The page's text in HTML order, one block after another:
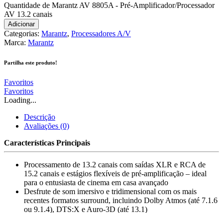
Quantidade de Marantz AV 8805A - Pré-Amplificador/Processador
AV 13.2 canais
Adicionar
Categorias: Marantz, Processadores A/V
Marca: Marantz
Partilha este produto!
Favoritos
Favoritos
Loading...
Descrição
Avaliações (0)
Características Principais
Processamento de 13.2 canais com saídas XLR e RCA de
15.2 canais e estágios flexíveis de pré-amplificação – ideal
para o entusiasta de cinema em casa avançado
Desfrute de som imersivo e tridimensional com os mais
recentes formatos surround, incluindo Dolby Atmos (até 7.1.6
ou 9.1.4), DTS:X e Auro-3D (até 13.1)